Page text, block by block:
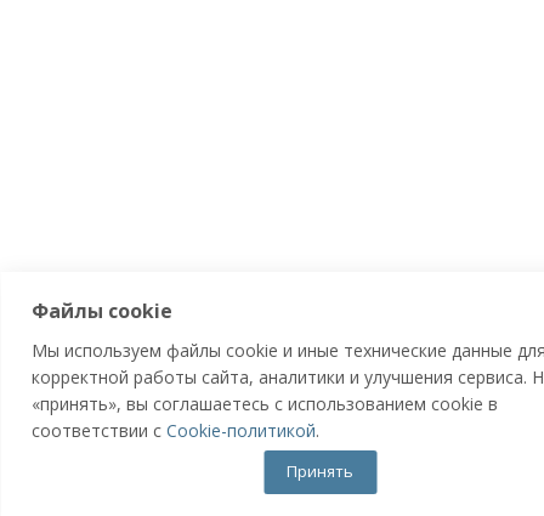
Файлы cookie
Мы используем файлы cookie и иные технические данные
корректной работы сайта, аналитики и улучшения сервиса.
«принять», вы соглашаетесь с использованием cookie в
соответствии с Cookie-политикой.
Принять